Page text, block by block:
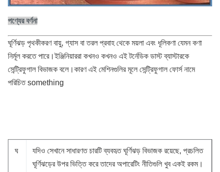
পণ্যের বর্ণনা
ঘূর্ণিঝড় পৃথকীকরণ বায়ু, গ্যাস বা তরল প্রবাহ থেকে ময়লা এবং ধূলিকণা যেমন কণা
নির্মূল করতে পারে।ইঞ্জিনিয়াররা কখনও কখনও এই টর্নেডিক ডাস্ট ব্যাস্টারকে
সেন্ট্রিফুগাল বিভাজক বলে।কারণ এই মেশিনগুলির মূলে সেন্ট্রিফুগাল ফোর্স নামে
পরিচিত something
ঘ
যদিও সেখানে সাধারণত চারটি ব্যবহৃত ঘূর্ণিঝড় বিভাজক রয়েছে, প্রচলিত
ঘূর্ণিঝড়ের উপর ভিত্তি করে তাদের অপারেটিং নীতিগুলি খুব একই রকম।